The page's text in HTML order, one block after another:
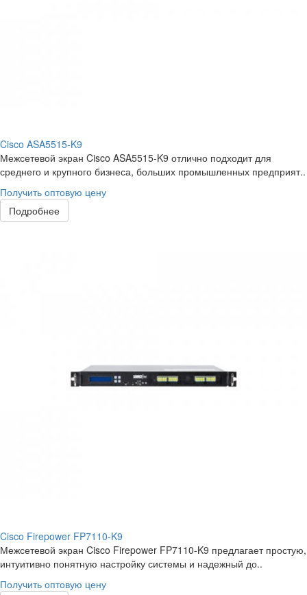
Cisco ASA5515-K9
Межсетевой экран Cisco ASA5515-K9 отлично подходит для
среднего и крупного бизнеса, больших промышленных предприят..
Получить оптовую цену
Подробнее
Cisco Firepower FP7110-K9
Межсетевой экран Cisco Firepower FP7110-K9 предлагает простую,
интуитивно понятную настройку системы и надежный до..
Получить оптовую цену